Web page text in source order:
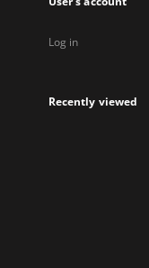
Log in
Recently viewed